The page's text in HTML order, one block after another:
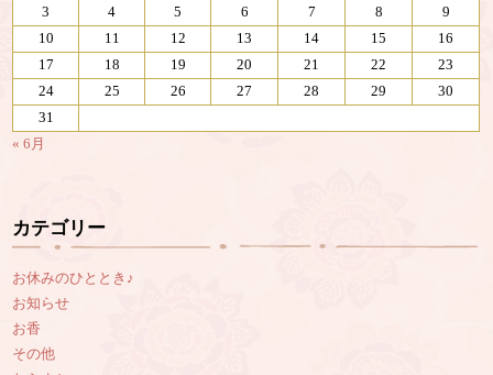
3
4 5 6 7 8
9
10
11 12 13 14 15
16
17
18 19 20 21 22
23
24
25 26 27 28 29
30
31
« 6月
カテゴリー
お休みのひととき♪
お知らせ
お香
その他